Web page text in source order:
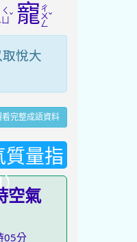
ㄑ
ㄩˇ 寵ㄔ
ㄨ
ㄥ
ˇ
悅大
看完整成語資料
質量指
空氣
05分